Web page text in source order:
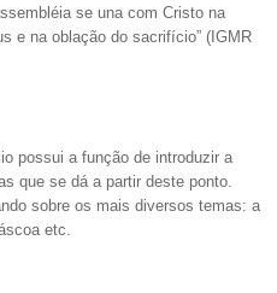
se una com Cristo na
e na oblação do sacrifício” (IGMR
possui a função de introduzir a
que se dá a partir deste ponto.
sobre os mais diversos temas: a
etc.